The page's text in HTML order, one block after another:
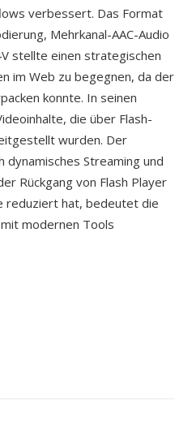
verbessert. Das Format
Mehrkanal-AAC-Audio
stellte einen strategischen
im Web zu begegnen, da der
konnte. In seinen
die über Flash-
wurden. Der
Streaming und
Rückgang von Flash Player
reduziert hat, bedeutet die
modernen Tools